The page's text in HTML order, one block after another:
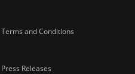
Terms and Conditions
Press Releases